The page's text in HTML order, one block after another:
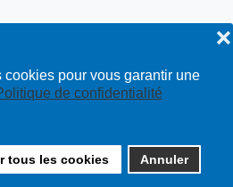
pour vous garantir une
de confidentialité
tous les cookies Annuler
❌
- tous droits réservés | site :